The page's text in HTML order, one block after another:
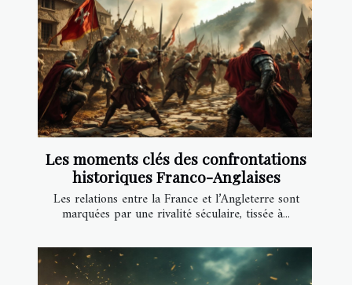
Les moments clés des confrontations
historiques Franco-Anglaises
Les relations entre la France et l’Angleterre sont
marquées par une rivalité séculaire, tissée à...